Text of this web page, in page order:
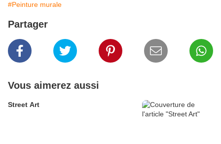
#Peinture murale
Partager
Vous aimerez aussi
Street Art